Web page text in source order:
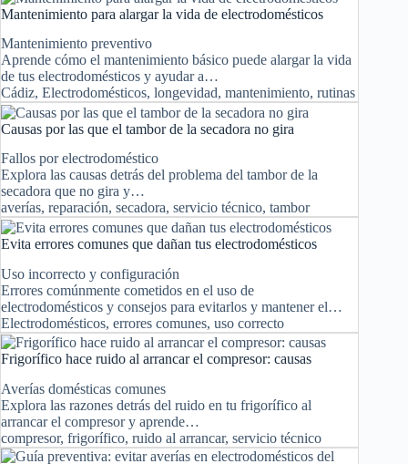
Mantenimiento para alargar la vida de electrodomésticos
Mantenimiento preventivo
Aprende cómo el mantenimiento básico puede alargar la vida
de tus electrodomésticos y ayudar a…
Cádiz, Electrodomésticos, longevidad, mantenimiento, rutinas
Causas por las que el tambor de la secadora no gira
Fallos por electrodoméstico
Explora las causas detrás del problema del tambor de la
secadora que no gira y…
averías, reparación, secadora, servicio técnico, tambor
Evita errores comunes que dañan tus electrodomésticos
Uso incorrecto y configuración
Errores comúnmente cometidos en el uso de
electrodomésticos y consejos para evitarlos y mantener el…
Electrodomésticos, errores comunes, uso correcto
Frigorífico hace ruido al arrancar el compresor: causas
Averías domésticas comunes
Explora las razones detrás del ruido en tu frigorífico al
arrancar el compresor y aprende…
compresor, frigorífico, ruido al arrancar, servicio técnico